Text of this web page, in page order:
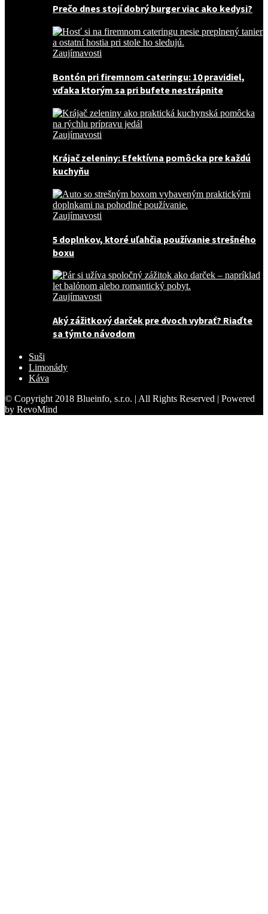
Prečo dnes stojí dobrý burger viac ako kedysi?
Zaujímavosti
Bontón pri firemnom cateringu: 10 pravidiel,
vďaka ktorým sa pri bufete nestrápnite
Zaujímavosti
Krájač zeleniny: Efektívna pomôcka pre každú
kuchyňu
Zaujímavosti
5 doplnkov, ktoré uľahčia používanie strešného
boxu
Zaujímavosti
Aký zážitkový darček pre dvoch vybrať? Riaďte
sa týmto návodom
Suši
Limonády
Káva
© Copyright 2018 Blueinfo, s.r.o. | All Rights Reserved | Powered
by RevoMind